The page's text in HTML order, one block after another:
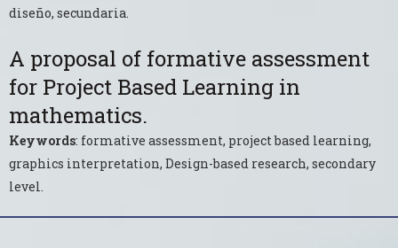
diseño, secundaria.
A proposal of formative assessment
for Project Based Learning in
mathematics.
Keywords: formative assessment, project based learning,
graphics interpretation, Design-based research, secondary
level.